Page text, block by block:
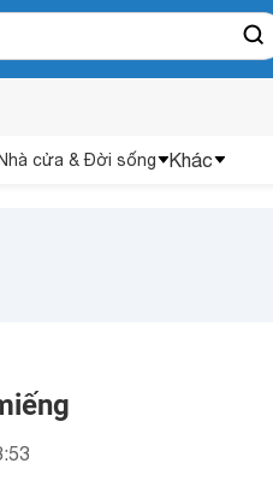
Nhà cửa & Đời sống Khác